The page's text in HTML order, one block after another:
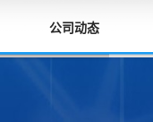
公司动态